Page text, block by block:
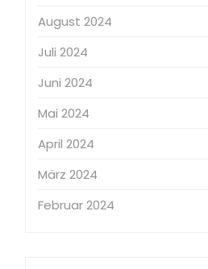
August 2024
Juli 2024
Juni 2024
Mai 2024
April 2024
März 2024
Februar 2024